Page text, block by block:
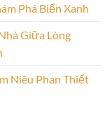
Phá Biển Xanh
Giữa Lòng
Niêu Phan Thiết